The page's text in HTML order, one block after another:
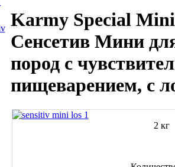
Karmy Special
Сенсетив Мини
пород с
пищеварением, с
2 кг